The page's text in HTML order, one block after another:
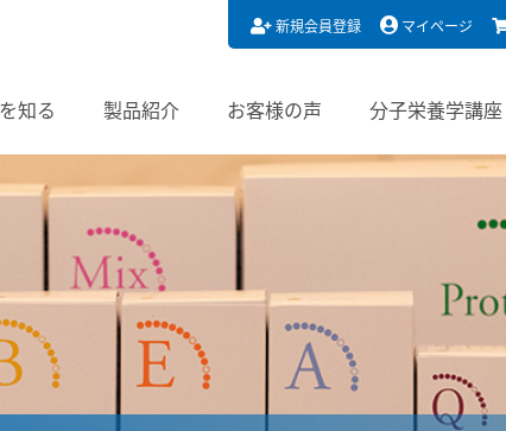
新規会員登録 マイページ
知る 製品紹介 お客様の声 分子栄養学講座